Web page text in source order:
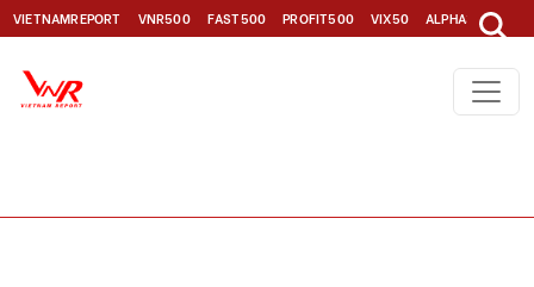
VIETNAMREPORT VNR500 FAST500 PROFIT500 VIX50 ALPHA30